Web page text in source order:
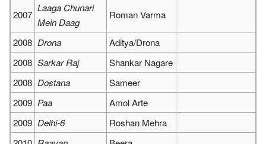
2007
Laaga Chunari
Mein Daag
Roman Varma
2008 Drona
Aditya/Drona
2008 Sarkar Raj
Shankar Nagare
2008 Dostana
Sameer
2009 Paa
Amol Arte
2009 Delhi-6
Roshan Mehra